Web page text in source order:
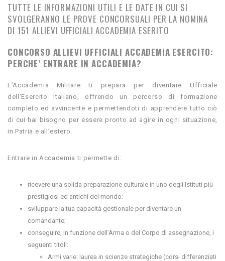
TUTTE LE INFORMAZIONI UTILI E LE DATE IN CUI SI
SVOLGERANNO LE PROVE CONCORSUALI PER LA NOMINA
DI 151 ALLIEVI UFFICIALI ACCADEMIA ESERITO
CONCORSO ALLIEVI UFFICIALI ACCADEMIA ESERCITO:
PERCHE’ ENTRARE IN ACCADEMIA?
​​​​​​​​​​​​​​​​​​​​​​​​​​​​​​​L’Accademia Militare​ ti prepara per diventare Ufficiale
dell’Esercito Italiano, offrendo un percorso di formazione
completo ed avvincente e permettendoti di apprendere tutto ciò
di cui hai bisogno per essere pronto ad agire in ogni situazione,
in Patria e all’estero.
Entrare in Accademia ti permette di:
​ricevere una solida preparazione culturale in uno degli Istituti più
prestigiosi ed antichi del mondo;
sviluppare la tua capacità gestionale per diventare un
comandante;
conseguire, in funzione dell’Arma o del Corpo di assegnazione, i
seguenti titoli:
Armi varie: laurea in scienze strategiche (corsi differenziati